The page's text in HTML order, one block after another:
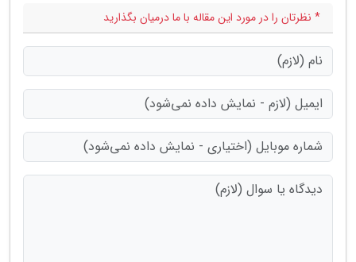
* نظرتان را در مورد این مقاله با ما درمیان بگذارید